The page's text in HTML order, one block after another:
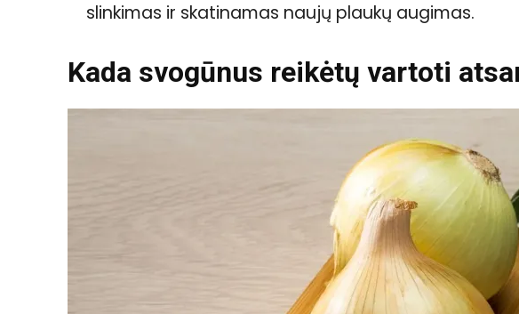
slinkimas ir skatinamas naujų plaukų augimas.
Kada svogūnus reikėtų vartoti